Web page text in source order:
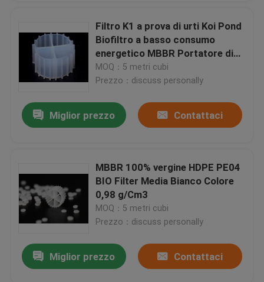
Filtro K1 a prova di urti Koi Pond
Biofiltro a basso consumo
energetico MBBR Portatore di
biomassa galleggiante
MOQ：5 metri cubi
Prezzo：discuss personally
Miglior prezzo Contattaci
MBBR 100% vergine HDPE PE04
BIO Filter Media Bianco Colore
0,98 g/Cm3
MOQ：5 metri cubi
Prezzo：discuss personally
Miglior prezzo Contattaci